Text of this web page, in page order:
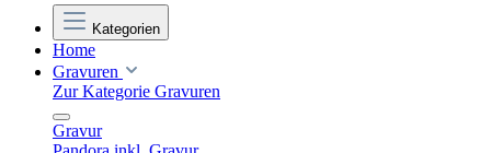
Kategorien
Home
Gravuren
Zur Kategorie Gravuren
Gravur